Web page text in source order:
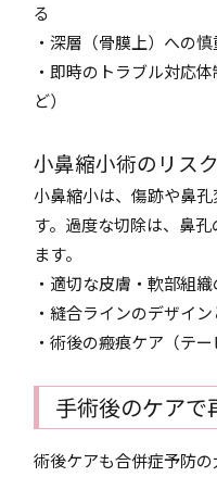
る
・深層（骨膜上）への
・即時のトラブル対応
ど）
小鼻縮小術のリス
小鼻縮小は、傷跡や鼻
す。過度な切除は、鼻
ます。
・適切な皮膚・軟部組
・縫合ラインのデザイ
・術後の瘢痕ケア（テー
手術後のケアで
術後ケアも合併症予防